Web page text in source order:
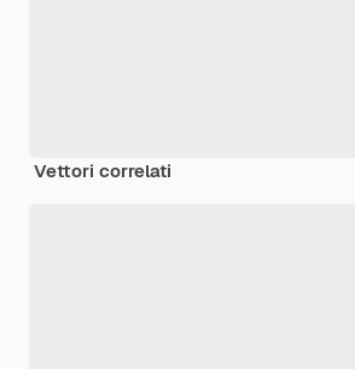
Vettori correlati